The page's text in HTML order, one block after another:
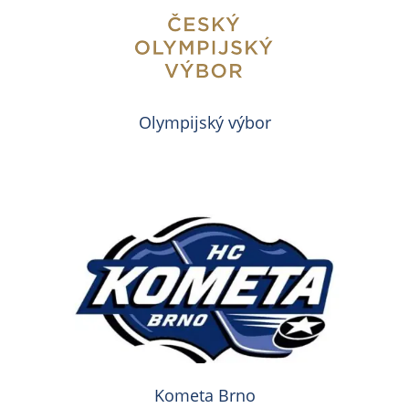
Olympijský výbor
Kometa Brno